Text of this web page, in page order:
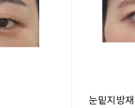
눈밑지방재